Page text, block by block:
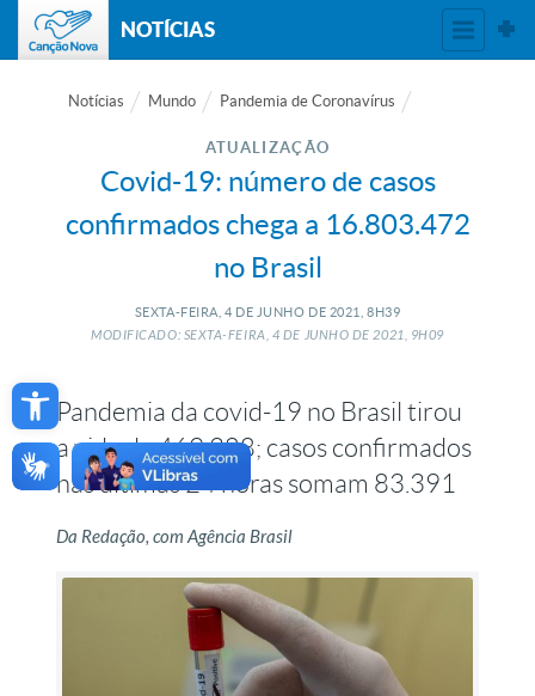
Open toolbar
NOTÍCIAS
Notícias Mundo Pandemia de Coronavírus
ATUALIZAÇÃO
Covid-19: número de casos
confirmados chega a 16.803.472
no Brasil
SEXTA-FEIRA, 4 DE JUNHO DE 2021, 8H39
MODIFICADO: SEXTA-FEIRA, 4 DE JUNHO DE2021, 9H09
Pandemia da covid-19 no Brasil tirou
a vida de 469.388; casos confirmados
nas últimas 24 horas somam 83.391
Da Redação, com Agência Brasil